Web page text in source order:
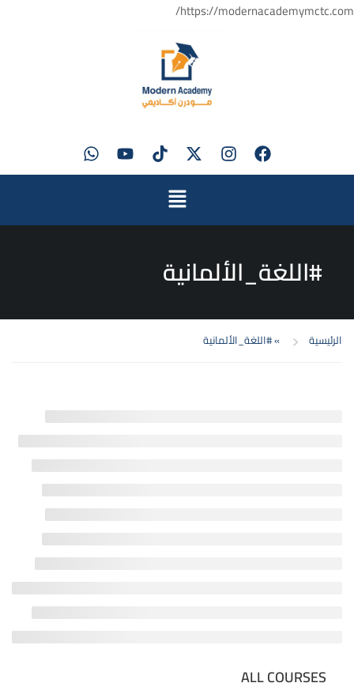
https://modernacademymctc.com/
#اللغة_الألمانية
الرئيسية »#اللغة_الألمانية
ALL COURSES